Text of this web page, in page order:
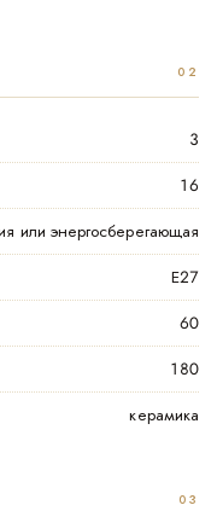
3
16
или энергосберегающая
Е27
60
180
керамика